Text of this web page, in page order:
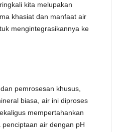
kita melupakan
khasiat dan manfaat air
mengintegrasikannya ke
pemrosesan khusus,
biasa, air ini diproses
mempertahankan
air dengan pH